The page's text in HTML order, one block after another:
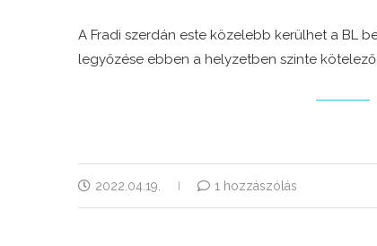
A Fradi szerdán este közelebb kerülhet a BL
legyőzése ebben a helyzetben szinte
2022.04.19. 1 hozzászólás